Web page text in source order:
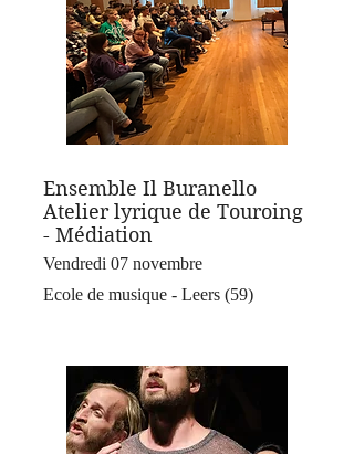
Ensemble Il Buranello
Atelier lyrique de Touroing
- Médiation
Vendredi 07 novembre
Ecole de musique - Leers (59)